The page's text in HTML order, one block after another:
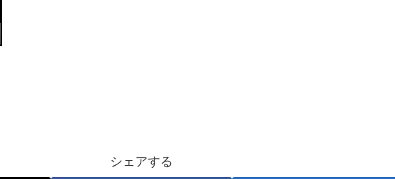
シェアする